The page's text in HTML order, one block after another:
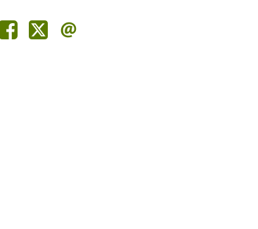
Teile
diese
Teile
diese